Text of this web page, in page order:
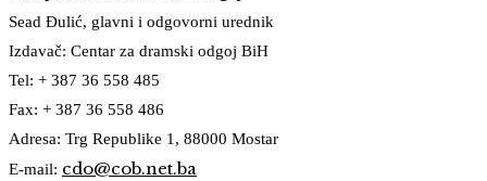
Sead Đulić, glavni i odgovorni urednik
Izdavač: Centar za dramski odgoj BiH
Tel: + 387 36 558 485
Fax: + 387 36 558 486
Adresa: Trg Republike 1, 88000 Mostar
E-mail: cdo@cob.net.ba